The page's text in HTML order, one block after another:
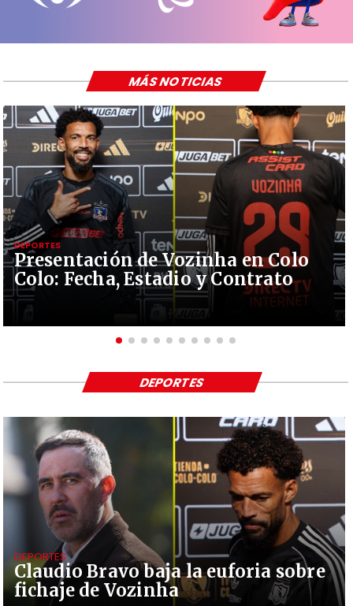
Presentación de Vozinha en Colo
Colo: Fecha, Estadio y Contrato
DEPORTES
MÁS NOTICIAS
Claudio Bravo baja la euforia sobre
fichaje de Vozinha
DEPORTES
DEPORTES